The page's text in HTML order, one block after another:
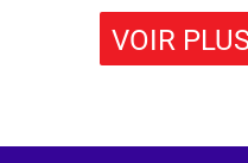
VOIR